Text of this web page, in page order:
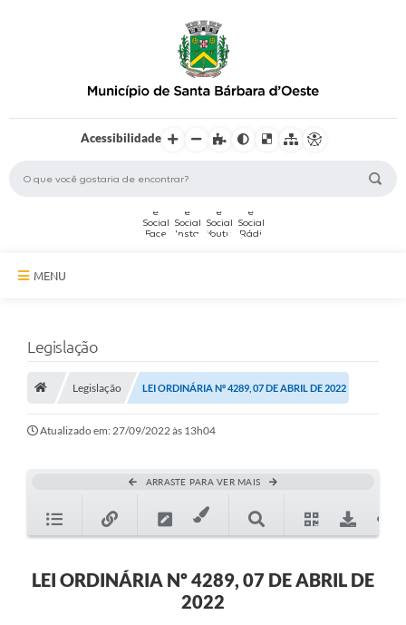
Acessibilidade
MENU
Secretarias
Serviços Online
Ouvidoria
Legislação
Legislação
Legislação LEI ORDINÁRIA Nº 4289, 07 DE ABRIL DE 2022
Atualizado em: 27/09/2022 às 13h04
ARRASTE PARA VER MAIS
LEI ORDINÁRIA Nº 4289, 07 DE ABRIL DE
2022